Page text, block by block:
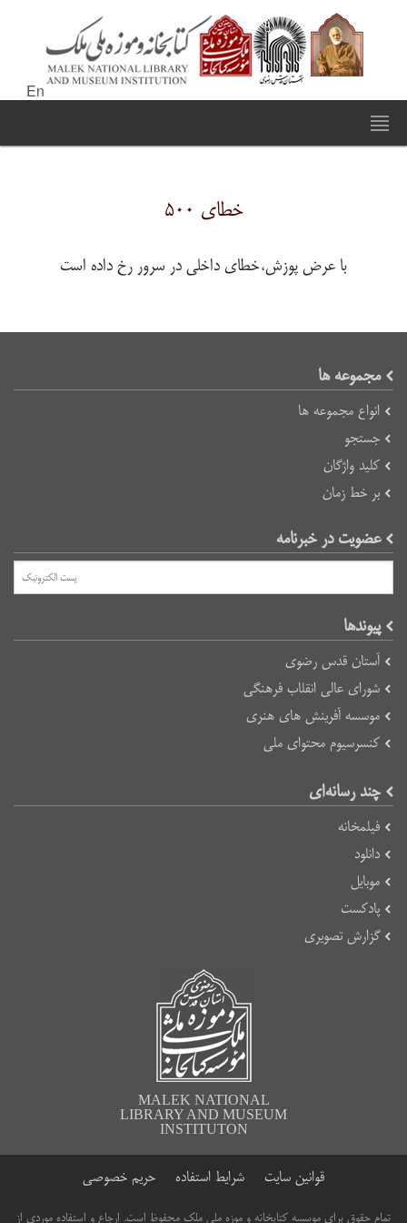
En
خطای ۵۰۰
با عرض پوزش،خطای داخلی در سرور رخ داده است
مجموعه ها
انواع مجموعه ها
جستجو
کلید واژگان
بر خط زمان
عضویت در خبرنامه
پیوند‌ها
آستان قدس رضوی
شورای عالی انقلاب فرهنگی
موسسه آفرینش های هنری
کنسرسیوم محتوای ملی
چند رسانه‌ای
فیلمخانه
دانلود
موبایل
پادکست
گزارش تصویری
MALEK NATIONAL
LIBRARY AND MUSEUM
INSTITUTON
قوانین سایت شرایط استفاده حریم خصوصی
تمام حقوق برای موسسه کتابخانه و موزه ملی ملک محفوظ است. ارجاع و استفاده موردی از